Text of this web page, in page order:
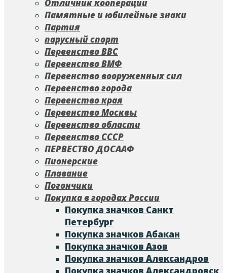
Отличник кооперации
Памятные и юбилейные знаки
Партия
парусный спорт
Первенство ВВС
Первенство ВМФ
Первенство вооруженных сил
Первенство города
Первенство края
Первенство Москвы
Первенство области
Первенство СССР
ПЕРВЕСТВО ДОСААФ
Пионерские
Плавание
Погончики
Покупка в городах России
Покупка значков Cанкт
Петербург
Покупка значков Абакан
Покупка значков Азов
Покупка значков Александров